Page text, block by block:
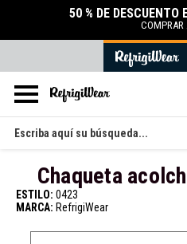
50 % DE DESCUENTO
COMPRAR
Buscar
en
Chaqueta
ESTILO: 0423
MARCA: RefrigiWear